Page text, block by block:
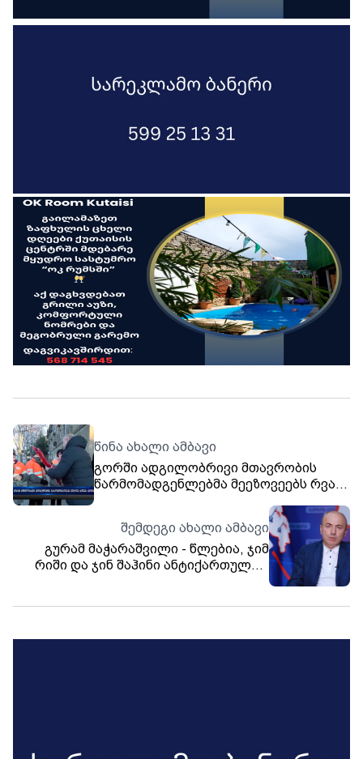
წინა ახალი ამბავი
გორში ადგილობრივი მთავრობის
წარმომადგენლებმა მეეზოვეებს რვა
შემდეგი ახალი ამბავი
გურამ მაჭარაშვილი - წლებია, ჯიმ
რიში და ჯინ შაჰინი ანტიქართულად